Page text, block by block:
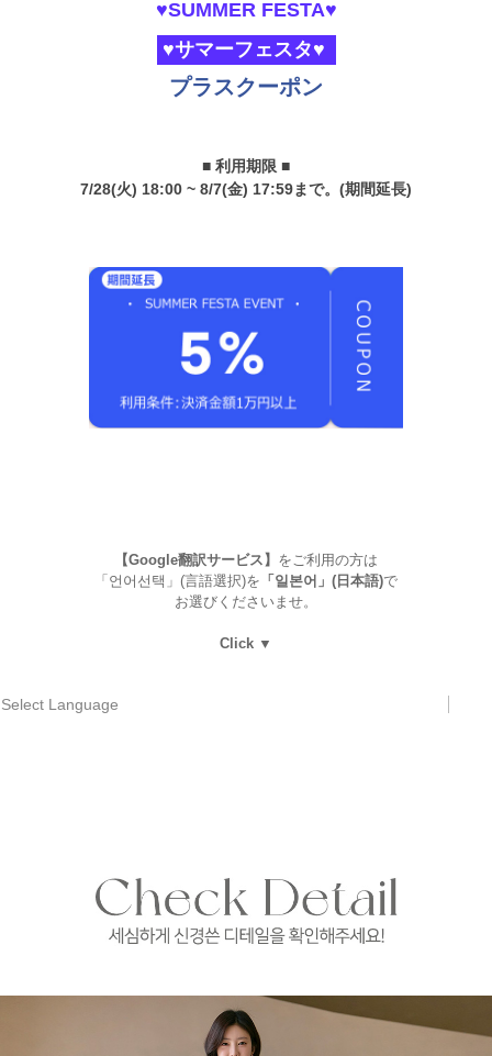
♥SUMMER FESTA♥
♥サマーフェスタ♥
プラスクーポン
■ 利用期限 ■
7/28(火) 18:00 ~ 8/7(金) 17:59まで。(期間延長)
【Google翻訳サービス】 をご利用の方は
「언어선택」(言語選択)を 「일본어」(日本語)で
お選びくださいませ。
Click ▼
Select Language